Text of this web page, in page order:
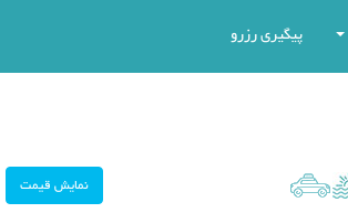
پیگیری رزرو